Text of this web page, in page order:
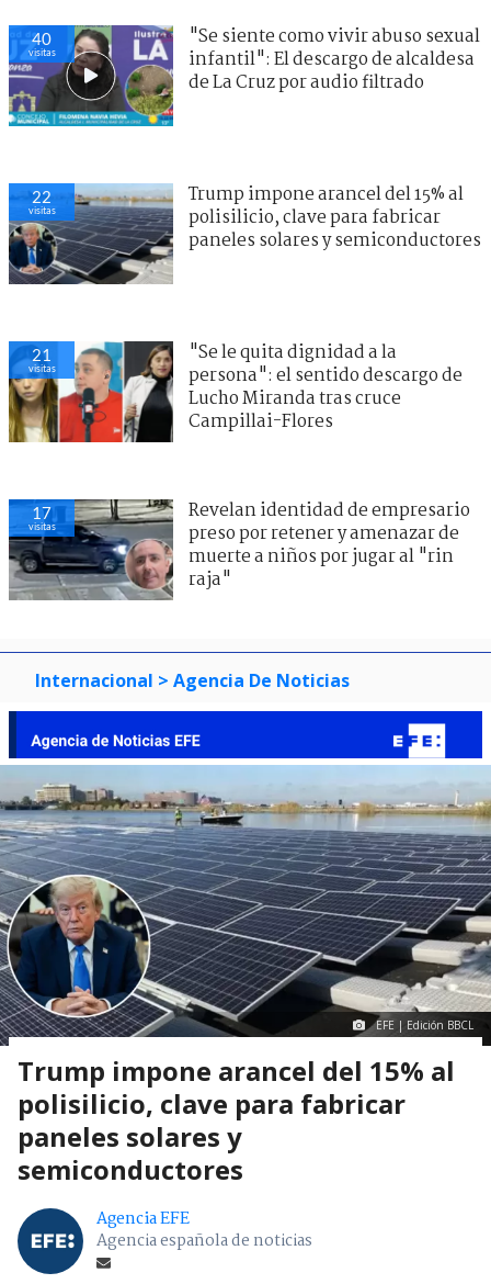
40
visitas
"Se siente como vivir abuso sexual
infantil": El descargo de alcaldesa
de La Cruz por audio filtrado
22
visitas
Trump impone arancel del 15% al
polisilicio, clave para fabricar
paneles solares y semiconductores
21
visitas
"Se le quita dignidad a la
persona": el sentido descargo de
Lucho Miranda tras cruce
Campillai-Flores
17
visitas
Revelan identidad de empresario
preso por retener y amenazar de
muerte a niños por jugar al "rin
raja"
Internacional > Agencia De Noticias
EFE | Edición BBCL
Trump impone arancel del 15% al
polisilicio, clave para fabricar
paneles solares y
semiconductores
Agencia EFE
Agencia española de noticias